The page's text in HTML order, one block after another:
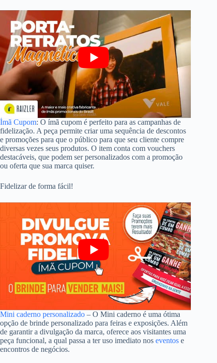
Ímã Cupom: O ímã cupom é perfeito para as campanhas de
fidelização. A peça permite criar uma sequência de descontos
e promoções para que o público para que seu cliente compre
diversas vezes seus produtos. O item conta com vouchers
destacáveis, que podem ser personalizados com a promoção
ou oferta que sua marca quiser.
Fidelizar de forma fácil!
Mini caderno personalizado – O Mini caderno é uma ótima
opção de brinde personalizado para feiras e exposições. Além
de garantir a divulgação da marca, oferece aos visitantes uma
peça funcional, a qual passa a ter uso imediato nos eventos e
encontros de negócios.